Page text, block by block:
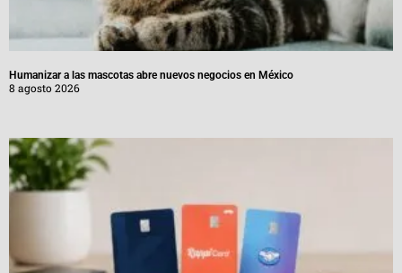
Humanizar a las mascotas abre nuevos negocios en México
8 agosto 2026